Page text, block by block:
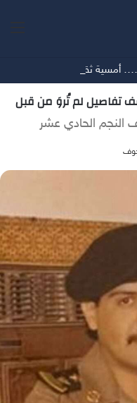
الحادي عشر